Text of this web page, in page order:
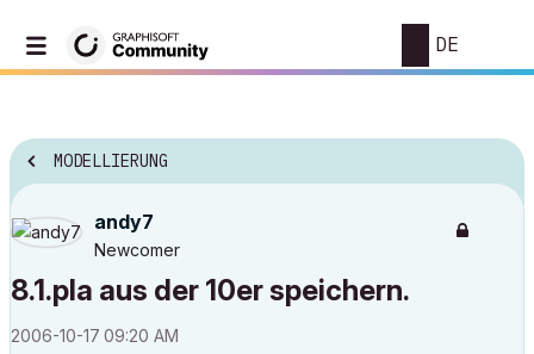
DE
MODELLIERUNG
andy7
Newcomer
8.1.pla aus der 10er speichern.
‎2006-10-17 09:20 AM